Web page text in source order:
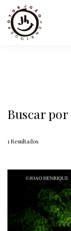
Buscar por
1 Resultados